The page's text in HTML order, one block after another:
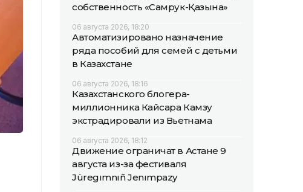
собственность «Самрук-Қазына»
06 августа 2026, 18:20
Автоматизировано назначение
ряда пособий для семей с детьми
в Казахстане
06 августа 2026, 18:16
Казахстанского блогера-
миллионника Кайсара Камзу
экстрадировали из Вьетнама
06 августа 2026, 18:12
Движение ограничат в Астане 9
августа из-за фестиваля
Jüregımnıñ Jenımpazy